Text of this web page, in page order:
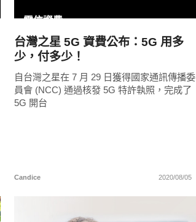
電信資費
台灣之星 5G 資費公布：5G 用多
少，付多少！
自台灣之星在 7 月 29 日獲得國家通訊傳播委
員會 (NCC) 通過核發 5G 特許執照，完成了
5G 開台
Candice 2020/08/05